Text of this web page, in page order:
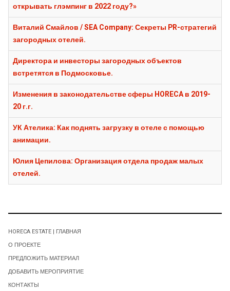
открывать глэмпинг в 2022 году?»
Виталий Смайлов / SEA Company: Секреты PR-стратегий
загородных отелей.
Директора и инвесторы загородных объектов
встретятся в Подмосковье.
Изменения в законодательстве сферы HORECA в 2019-
20 г.г.
УК Ателика: Как поднять загрузку в отеле с помощью
анимации.
Юлия Цепилова: Организация отдела продаж малых
отелей.
HORECA ESTATE | ГЛАВНАЯ
О ПРОЕКТЕ
ПРЕДЛОЖИТЬ МАТЕРИАЛ
ДОБАВИТЬ МЕРОПРИЯТИЕ
КОНТАКТЫ